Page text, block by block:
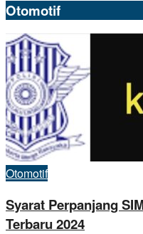
Otomotif
Otomotif
Syarat Perpanjang
Terbaru 2024